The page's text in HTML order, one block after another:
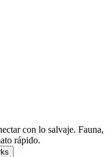
con lo salvaje. Fauna,
rápido.